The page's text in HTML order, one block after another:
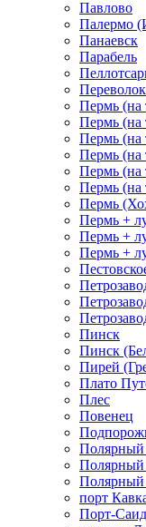
Павлово
Палермо
Панаевск
Парабель
Пермь (на
Пермь (на
Пермь
Пермь (на
Пермь (на
Пермь
Пермь
Пермь +
Пермь +
Пермь +
Пинск
Пинск
Пирей
Плато
Плес
Повенец
Полярный
Полярный
Полярный
порт
Порт-